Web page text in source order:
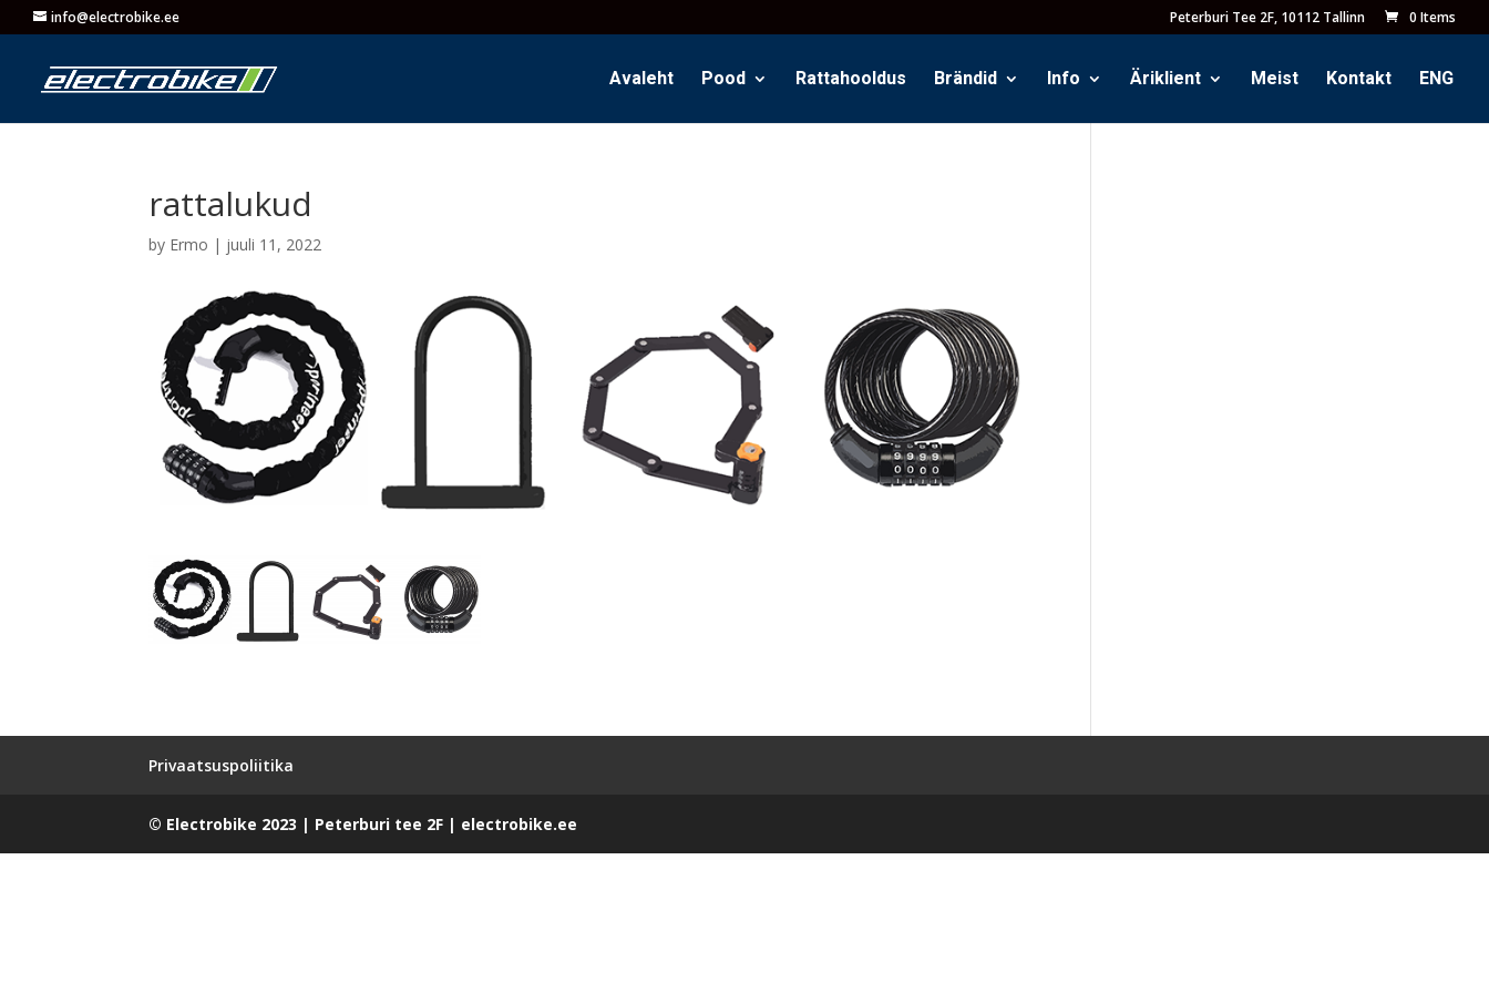
info@electrobike.ee Peterburi Tee 2F, 10112 Tallinn 0 Items
Avaleht Pood Rattahooldus Brändid Info Äriklient Meist Kontakt ENG
rattalukud
by Ermo | juuli 11, 2022
Privaatsuspoliitika
© Electrobike 2023 | Peterburi tee 2F | electrobike.ee